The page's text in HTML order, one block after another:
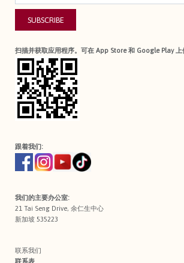
SUBSCRIBE
扫描并获取应用程序。可在 App Store 和 Google Play 上
跟着我们:
我们的主要办公室:
21 Tai Seng Drive, 余仁生中心
新加坡 535223
联系我们
联系表